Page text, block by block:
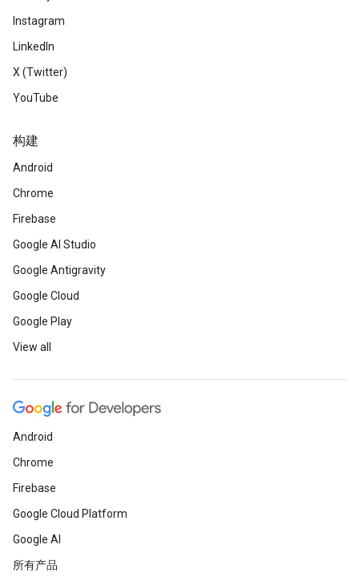
Instagram
LinkedIn
X (Twitter)
YouTube
构建
Android
Chrome
Firebase
Google AI Studio
Google Antigravity
Google Cloud
Google Play
View all
Android
Chrome
Firebase
Google Cloud Platform
Google AI
所有产品